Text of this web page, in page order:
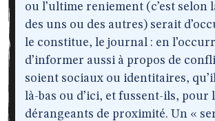
ou l’ultime reniement (c’est selon
des uns ou des autres) serait
le constitue, le journal : en
d’informer aussi à propos de
soient sociaux ou identitaires,
là-bas ou d’ici, et fussent-ils, pour
dérangeants de proximité. Un «